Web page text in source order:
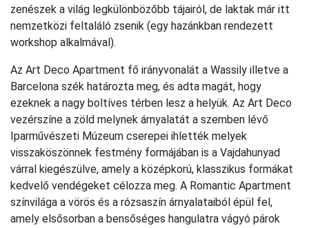
zenészek a világ legkülönbözőbb tájairól, de laktak már itt
nemzetközi feltaláló zsenik (egy hazánkban rendezett
workshop alkalmával).
Az Art Deco Apartment fő irányvonalát a Wassily illetve a
Barcelona szék határozta meg, és adta magát, hogy
ezeknek a nagy boltíves térben lesz a helyük. Az Art Deco
vezérszíne a zöld melynek árnyalatát a szemben lévő
Iparművészeti Múzeum cserepei ihlették melyek
visszaköszönnek festmény formájában is a Vajdahunyad
várral kiegészülve, amely a középkorú, klasszikus formákat
kedvelő vendégeket célozza meg. A Romantic Apartment
színvilága a vörös és a rózsaszín árnyalataiból épül fel,
amely elsősorban a bensőséges hangulatra vágyó párok